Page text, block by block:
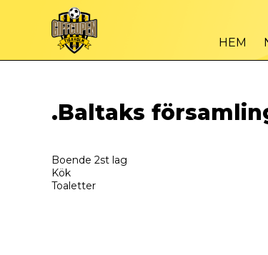
HEM
.Baltaks
Boende 2st lag
Kök
Toaletter